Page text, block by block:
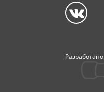
Разработано